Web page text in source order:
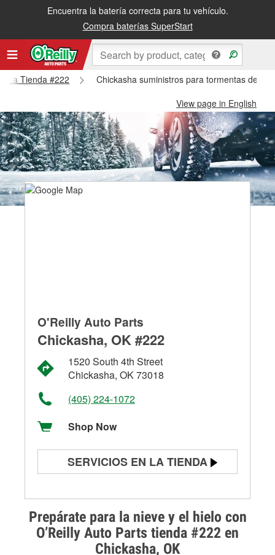
Encuentra la batería correcta para tu vehículo.
Compra baterías SuperStart
Tienda #222
Chickasha suministros para tormentas de
View page in English
Prepárate para la nieve y el hielo con
O’Reilly Auto Parts tienda #222 en
Chickasha, OK
O'Reilly Auto Parts
Chickasha, OK #222
1520 South 4th Street
Chickasha, OK 73018
(405) 224-1072
Shop Now
SERVICIOS EN LA TIENDA
Prueba de alternadores y
arrancadores
Revisión de la luz "Check Engine"